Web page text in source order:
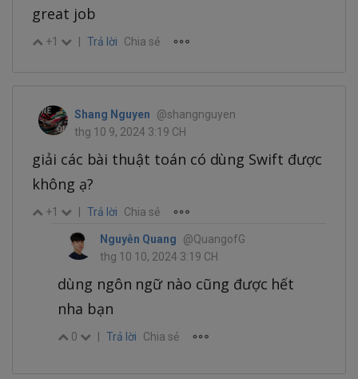
great job
+1 | Trả lời Chia sẻ
Shang Nguyen
@shangnguyen
thg 10 9, 2024 3:19 CH
giải các bài thuật toán có dùng Swift được
không ạ?
+1 | Trả lời Chia sẻ
Nguyễn Quang
@QuangofG
thg 10 10, 2024 3:19 CH
dùng ngôn ngữ nào cũng được hết
nha bạn
0 | Trả lời Chia sẻ